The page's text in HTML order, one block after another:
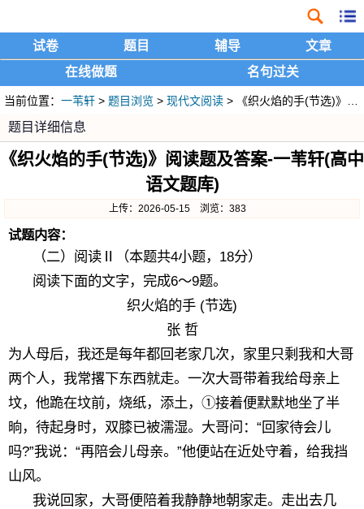
试卷 题目 辅导
文章
在线做题
名句过关
当前位置： 一苇轩 > 题目浏览 > 现代文阅读 > 《织火焰的手(节选)》阅读题及答案
题目详细信息
《织火焰的手(节选)》阅读题及答案-一苇轩(高中
语文题库)
上传：2026-05-15 浏览：383
试题内容：
（二）阅读Ⅱ（本题共4小题，18分）
阅读下面的文字，完成6～9题。
织火焰的手 (节选)
张 哲
为人母后，我还是每年都回老家几次，家里只剩我和大哥
两个人，我常撂下东西就走。一次大哥带着我给母亲上
坟，他跪在坟前，烧纸，添土，①接着便默默地坐了半
晌，待起身时，双膝已被濡湿。大哥问：“回家待会儿
吗?”我说：“再陪会儿母亲。”他便站在近处守着，给我挡
山风。
我说回家，大哥便陪着我静静地朝家走。走出去几